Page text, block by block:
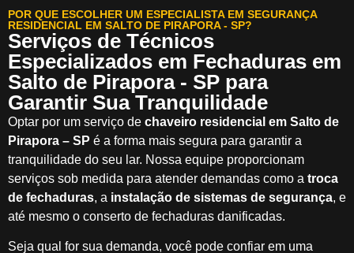
POR QUE ESCOLHER UM ESPECIALISTA EM SEGURANÇA
RESIDENCIAL EM SALTO DE PIRAPORA - SP?
Serviços de Técnicos
Especializados em Fechaduras em
Salto de Pirapora - SP para
Garantir Sua Tranquilidade
Optar por um serviço de chaveiro residencial em Salto de
Pirapora – SP é a forma mais segura para garantir a
tranquilidade do seu lar. Nossa equipe proporcionam
serviços sob medida para atender demandas como a troca
de fechaduras, a instalação de sistemas de segurança, e
até mesmo o conserto de fechaduras danificadas.
Seja qual for sua demanda, você pode confiar em uma